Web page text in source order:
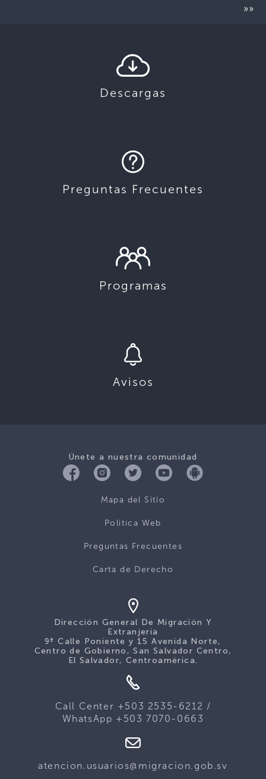
»»
Descargas
Preguntas Frecuentes
Programas
Avisos
Únete a nuestra comunidad
Mapa del Sitio
Politica Web
Preguntas Frecuentes
Carta de Derecho
Dirección General De Migración Y
Extranjería
9ª Calle Poniente y 15 Avenida Norte,
Centro de Gobierno, San Salvador Centro,
El Salvador, Centroamérica.
Call Center +503 2535-6212 /
WhatsApp +503 7070-0663
atencion.usuarios@migracion.gob.sv